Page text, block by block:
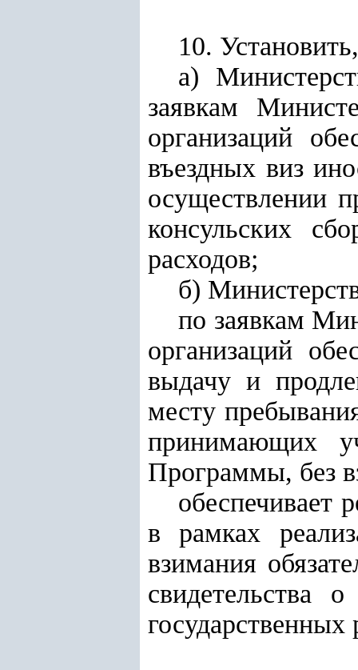
10.
а)
заявкам
организаций
въездных виз
осуществлении
консульских
расходов;
б)
по заявкам
организаций
выдачу и
месту
принимающих
Программы, без
обеспечивает
в рамках
взимания
свидетельства